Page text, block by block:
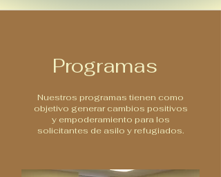
Programas
Nuestros programas tienen como
objetivo generar cambios positivos
y empoderamiento para los
solicitantes de asilo y refugiados.